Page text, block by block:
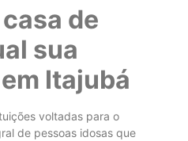
de
sua
Itajubá
voltadas para o
de pessoas idosas que